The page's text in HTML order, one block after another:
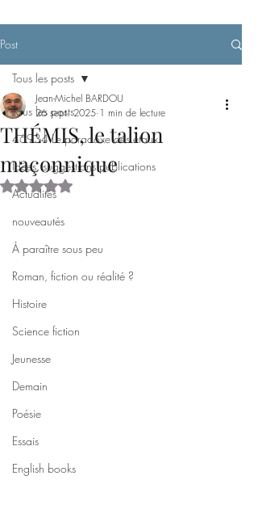
Post
Tous les posts
46934 Le paradoxe des étaux
Idées, suggestions publications
Actualités
nouveautés
À paraître sous peu
Roman, fiction ou réalité ?
Histoire
Science fiction
Jeunesse
Demain
Poésie
Essais
English books
Tous les posts
THÉMIS, le talion
maçonnique
Jean-Michel BARDOU
26 sept. 2025 1 min de lecture
Noté NaN étoiles sur 5.